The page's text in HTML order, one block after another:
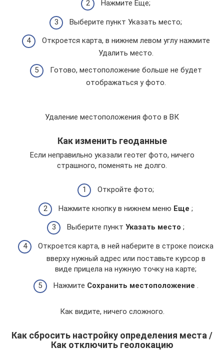
Нажмите Еще;
Выберите пункт Указать место;
Откроется карта, в нижнем левом углу нажмите
Удалить место.
Готово, местоположение больше не будет
отображаться у фото.
Удаление местоположения фото в ВК
Как изменить геоданные
Если неправильно указали геотег фото, ничего
страшного, поменять не долго.
Откройте фото;
Нажмите кнопку в нижнем меню Еще ;
Выберите пункт Указать место ;
Откроется карта, в ней наберите в строке поиска
вверху нужный адрес или поставьте курсор в
виде прицела на нужную точку на карте;
Нажмите Сохранить местоположение .
Как видите, ничего сложного.
Как сбросить настройку определения места /
Как отключить геолокацию